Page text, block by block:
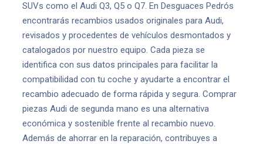
SUVs como el Audi Q3, Q5 o Q7. En Desguaces Pedrós
encontrarás recambios usados originales para Audi,
revisados y procedentes de vehículos desmontados y
catalogados por nuestro equipo. Cada pieza se
identifica con sus datos principales para facilitar la
compatibilidad con tu coche y ayudarte a encontrar el
recambio adecuado de forma rápida y segura. Comprar
piezas Audi de segunda mano es una alternativa
económica y sostenible frente al recambio nuevo.
Además de ahorrar en la reparación, contribuyes a